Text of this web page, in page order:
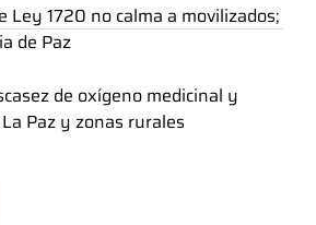
Ley 1720 no calma a movilizados;
de Paz
de oxígeno medicinal y
Paz y zonas rurales